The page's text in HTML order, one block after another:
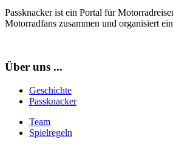
Passknacker ist ein Portal für
Motorradfans zusammen und organisiert
Über uns ...
Geschichte
Passknacker
Team
Spielregeln